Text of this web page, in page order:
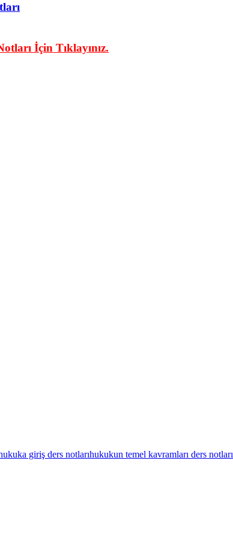
İçin Tıklayınız.
giriş ders notlarıhukukun temel kavramları ders notları